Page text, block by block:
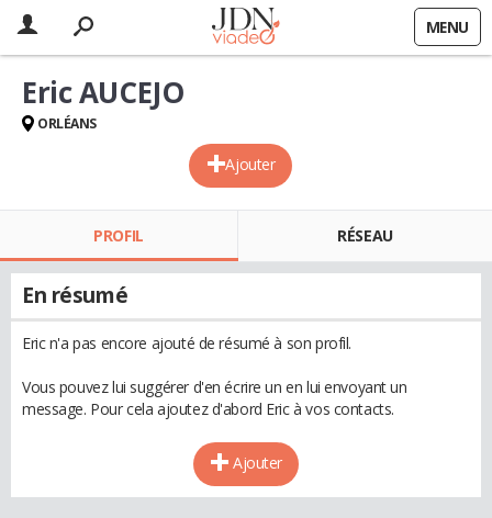
MENU
Ajouter
Eric AUCEJO
ORLÉANS
PROFIL RÉSEAU
En résumé
Eric n'a pas encore ajouté de résumé à son profil.
Vous pouvez lui suggérer d'en écrire un en lui envoyant un
message. Pour cela ajoutez d'abord Eric à vos contacts.
Ajouter